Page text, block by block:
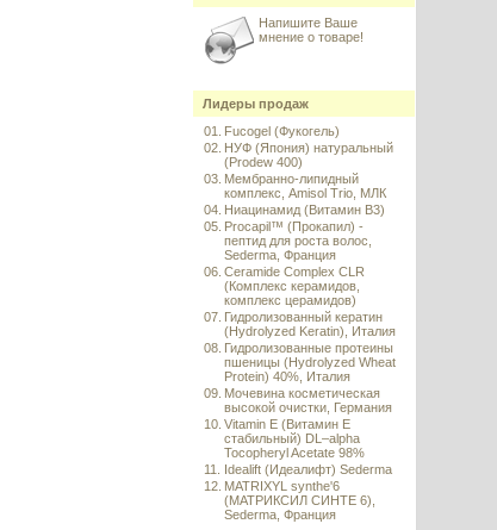
Напишите Ваше
мнение о товаре!
Лидеры продаж
01.
Fucogel (Фукогель)
02. НУФ (Япония) натуральный
(Prodew 400)
03. Мембранно-липидный
комплекс, Amisol Trio, МЛК
04. Ниацинамид (Витамин B3)
05. Procapil™ (Прокапил) -
пептид для роста волос,
Sederma, Франция
06. Ceramide Complex CLR
(Комплекс керамидов,
комплекс церамидов)
07. Гидролизованный кератин
(Hydrolyzed Keratin), Италия
08. Гидролизованные протеины
пшеницы (Hydrolyzed Wheat
Protein) 40%, Италия
09. Мочевина косметическая
высокой очистки, Германия
10. Vitamin E (Витамин E
стабильный) DL–alpha
Tocopheryl Acetate 98%
11.
Idealift (Идеалифт) Sederma
12. MATRIXYL synthe'6
(МАТРИКСИЛ СИНТЕ 6),
Sederma, Франция